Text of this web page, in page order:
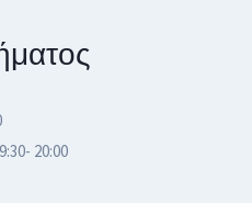
20:00